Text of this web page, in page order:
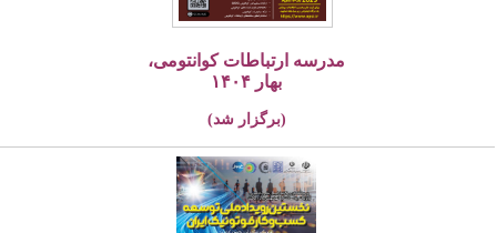
مدرسه ارتباطات کوانتومی،
بهار ۱۴۰۴
(برگزار شد)